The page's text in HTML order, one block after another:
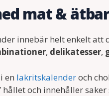
mat &
innebär helt enkelt
, delikatesser,
en lakritskalenderoch
och innehåller saker